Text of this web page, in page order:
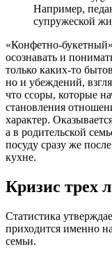
Например,
супружеской
«Конфетно-
осознавать и
только каких-то
но и убеждений,
что ссоры, которые
становления
характер.
а в родительской
посуду сразу же
кухне.
Кризис трех
Статистика
приходится именно
семьи.